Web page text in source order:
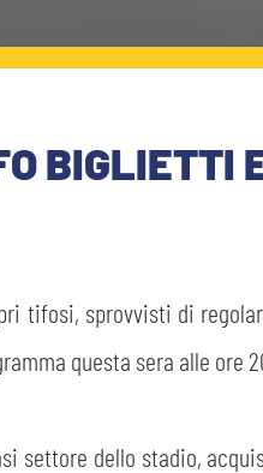
BIGLIETTI
tifosi, sprovvisti di
questa sera alle ore
settore dello stadio,